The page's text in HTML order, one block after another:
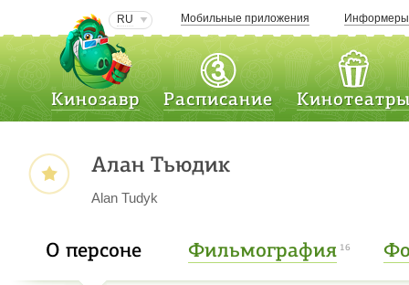
RU Мобильные приложения Информеры
Кинозавр Расписание
Алан Тьюдик
Alan Tudyk
О персоне Фильмография 16